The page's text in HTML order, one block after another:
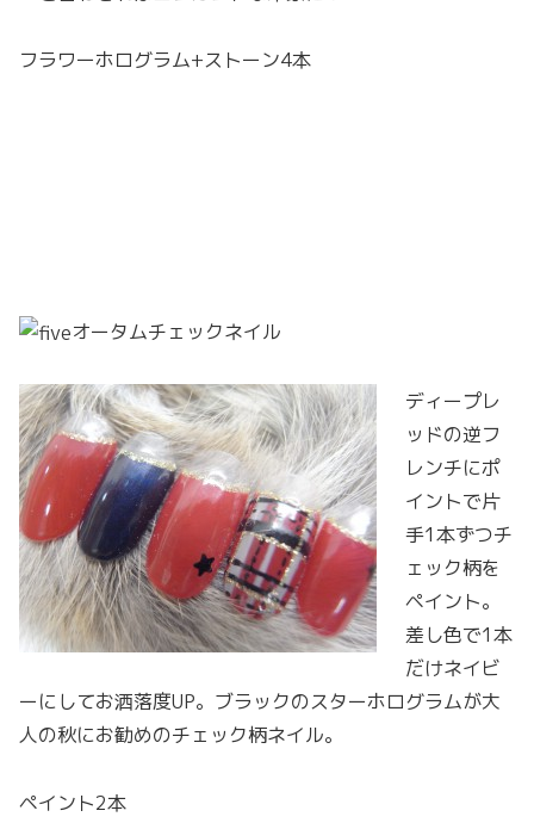
フラワーホログラム+ストーン4本
オータムチェックネイル
ディープレ
ッドの逆フ
レンチにポ
イントで片
手1本ずつチ
ェック柄を
ペイント。
差し色で1本
だけネイビ
ーにしてお洒落度UP。ブラックのスターホログラムが大
人の秋にお勧めのチェック柄ネイル。
ペイント2本